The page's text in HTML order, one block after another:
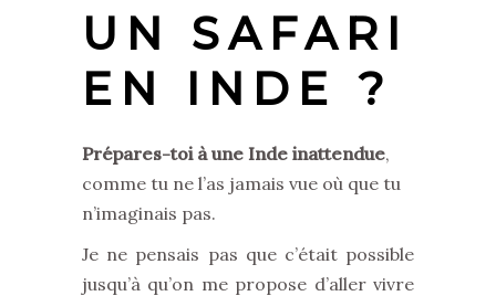
UN SAFARI
EN INDE ?
Prépares-toi à une Inde inattendue,
comme tu ne l’as jamais vue où que tu
n’imaginais pas.
Je ne pensais pas que c’était possible
jusqu’à qu’on me propose d’aller vivre